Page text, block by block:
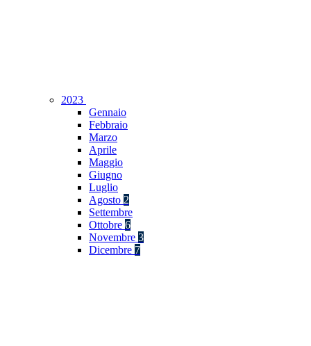
2023
Gennaio
Febbraio
Marzo
Aprile
Maggio
Giugno
Luglio
Agosto 2
Settembre
Ottobre 6
Novembre 3
Dicembre 7